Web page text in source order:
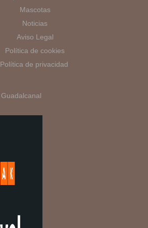
Mascotas
Noticias
Aviso Legal
Política de cookies
Política de privacidad